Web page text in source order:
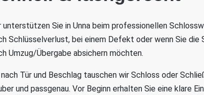
unterstützen Sie in Unna beim professionellen
Schlüsselverlust, bei einem Defekt oder wenn Sie die
Umzug/Übergabe absichern möchten.
Tür und Beschlag tauschen wir Schloss oder
und passgenau. Vor Beginn erhalten Sie eine klare